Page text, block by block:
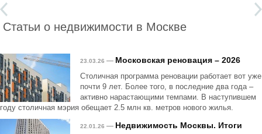
Статьи о недвижимости в Москве
23.03.26 — Московская реновация – 2026
Столичная программа реновации работает вот уже
почти 9 лет. Более того, в последние два года –
активно нарастающими темпами. В наступившем
году столичная мэрия обещает 2.5 млн кв. метров нового жилья.
22.01.26 — Недвижимость Москвы. Итоги